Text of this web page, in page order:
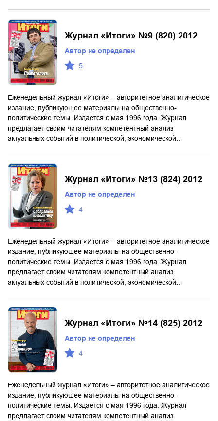
Журнал «Итоги» №9 (820) 2012
Автор не определен
5
Еженедельный журнал «Итоги» – авторитетное аналитическое
издание, публикующее материалы на общественно-
политические темы. Издается с мая 1996 года. Журнал
предлагает своим читателям компетентный анализ
актуальных событий в политической, экономической…
Журнал «Итоги» №13 (824) 2012
Автор не определен
4
Еженедельный журнал «Итоги» – авторитетное аналитическое
издание, публикующее материалы на общественно-
политические темы. Издается с мая 1996 года. Журнал
предлагает своим читателям компетентный анализ
актуальных событий в политической, экономической…
Журнал «Итоги» №14 (825) 2012
Автор не определен
4
Еженедельный журнал «Итоги» – авторитетное аналитическое
издание, публикующее материалы на общественно-
политические темы. Издается с мая 1996 года. Журнал
предлагает своим читателям компетентный анализ